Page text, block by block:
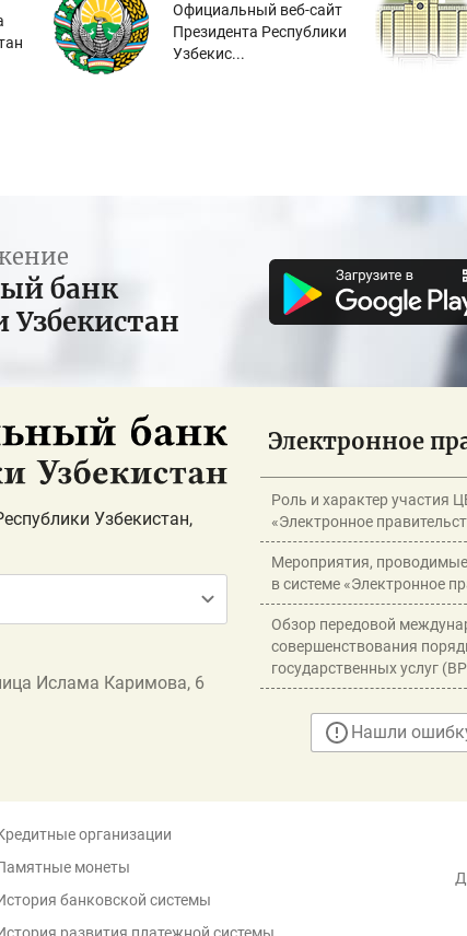
Официальный веб-сайт
Президента Республики
Узбекис...
банк
Узбекистан
Узбекистан,
Ислама Каримова, 6
Электронное
Роль и характер участия
«Электронное
Мероприятия,
в системе «Электронное
Обзор передовой
совершенствования
государственных услуг
Нашли
организации
монеты
банковской системы